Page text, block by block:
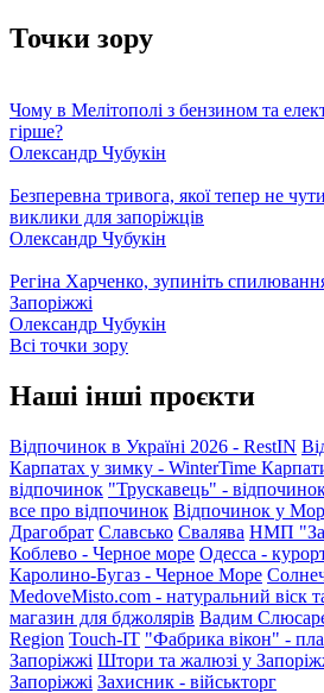
Точки зору
Чому в Мелітополі з бензином та
гірше?
Олександр Чубукін
Безперевна тривога, якої тепер не
виклики для запоріжців
Олександр Чубукін
Регіна Харченко, зупиніть
Запоріжжі
Олександр Чубукін
Всі точки зору
Наші інші проєкти
Відпочинок в Україні 2026 - RestIN
Карпатах у зимку - WinterTime
відпочинок "Трускавець" -
все про відпочинок Відпочинок у
Драгобрат Славсько Свалява НМП
Коблево - Черное море Одесса -
Каролино-Бугаз - Черное Море
MedoveMisto.com - натуральний віск
магазин для бджолярів Вадим
Region Touch-IT "Фабрика вікон" -
Запоріжжі Штори та жалюзі у
Запоріжжі Захисник - військторг